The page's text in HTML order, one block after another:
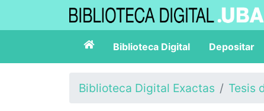
Biblioteca Digital Depositar
Biblioteca Digital Exactas Tesis